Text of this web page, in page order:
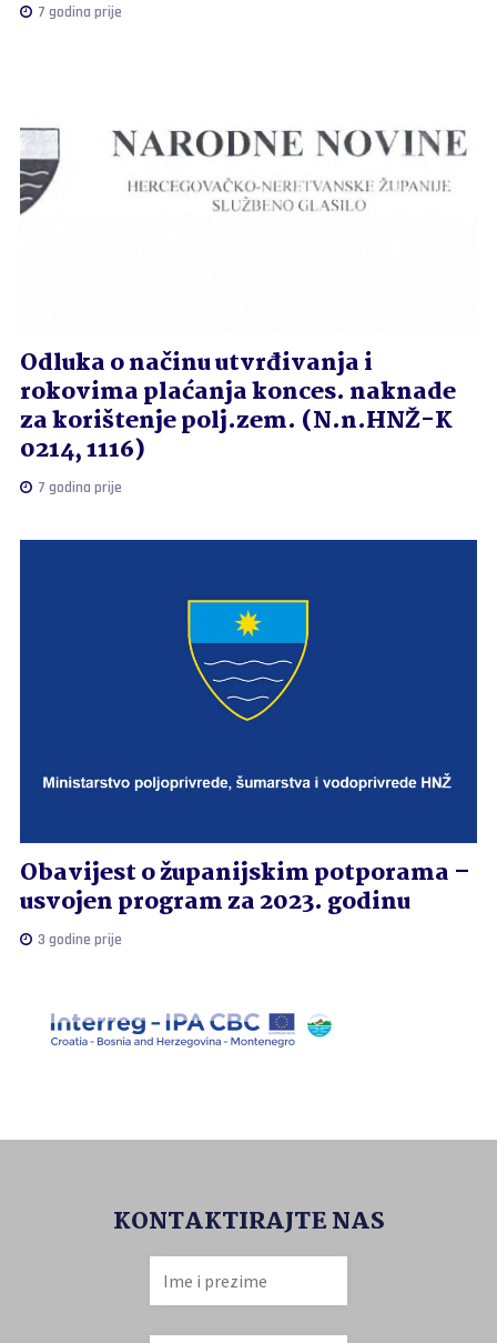
7 godina prije
Odluka o načinu utvrđivanja i
rokovima plaćanja konces. naknade
za korištenje polj.zem. (N.n.HNŽ-K
0214, 1116)
7 godina prije
Obavijest o županijskim potporama –
usvojen program za 2023. godinu
3 godine prije
KONTAKTIRAJTE NAS